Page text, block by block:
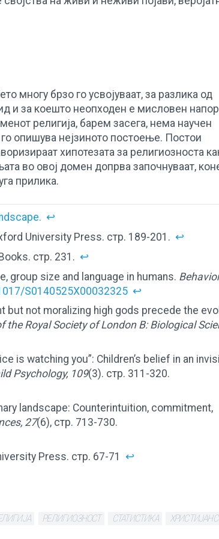
многу брзо го усвојуваат, за разлика од
и за коешто неопходен е мисловен
религија, барем засега, нема научен
опишува нејзиното постоење. Постои
хипотезата за религиозноста
во овој домен допрва започнуваат,
прилика.
↩
University Press. стр. 189-201. ↩
стр. 231. ↩
group size and language in humans.
S0140525X00032325 ↩
but not moralizing high gods precede the
the Royal Society of London B: Biological
is watching you”: Children’s belief in an
Psychology, 109(3). стр. 311-320.
landscape: Counterintuition, commitment,
27(6), стр. 713-730.
Press. стр. 67-71 ↩
РЕЛИГИОЗНОСТ СТАТИСТИКА